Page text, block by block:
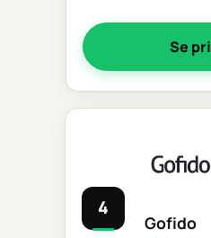
Se
4
Gofido